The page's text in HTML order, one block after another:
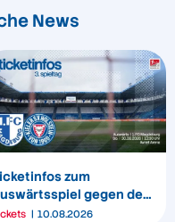
News
zum
gegen den
FC Magdeburg
10.08.2026